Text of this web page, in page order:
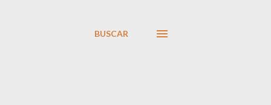
BUSCAR